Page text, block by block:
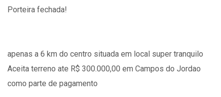
Porteira fechada!
apenas a 6 km do centro situada em local super tranquilo
Aceita terreno ate R$ 300.000,00 em Campos do Jordao
como parte de pagamento